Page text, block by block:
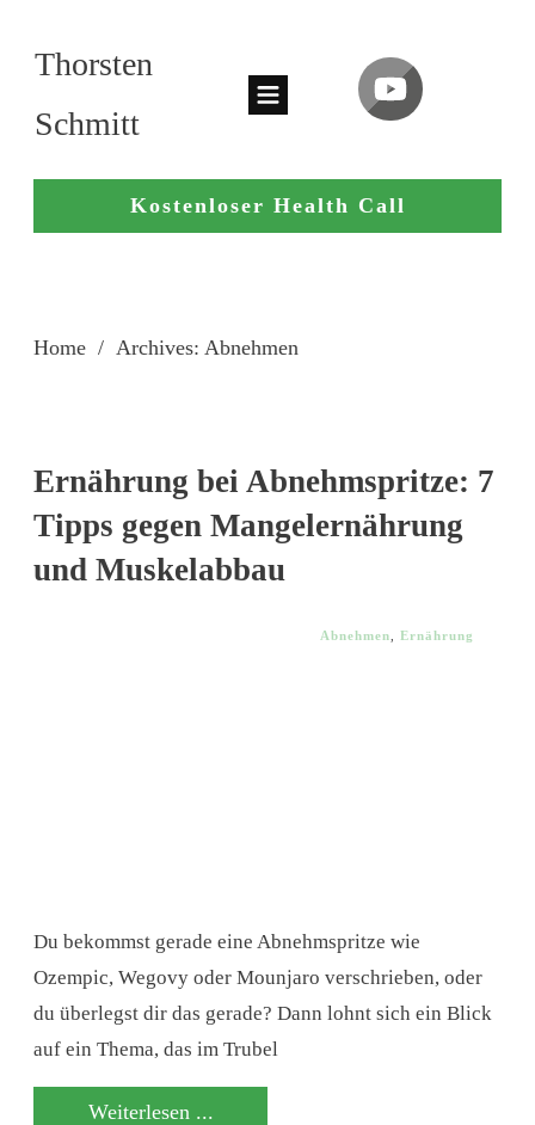
Thorsten
Schmitt
Kostenloser Health Call
Home / Archives: Abnehmen
Ernährung bei Abnehmspritze: 7
Tipps gegen Mangelernährung
und Muskelabbau
Abnehmen Ernährung
Du bekommst gerade eine Abnehmspritze wie
Ozempic, Wegovy oder Mounjaro verschrieben, oder
du überlegst dir das gerade? Dann lohnt sich ein Blick
auf ein Thema, das im Trubel
Weiterlesen ...